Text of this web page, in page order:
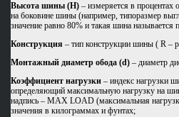
Высота шины (H)– измеряется в
на боковине шины (например, типоразмер
значение равно 80% и такая шина называется
Конструкция – тип конструкции шины ( R –
Монтажный диаметр обода (d)– диаметр
Коэффициент нагрузки– индекс нагрузки
определяющий максимальную нагрузку на
надпись – MAX LOAD (максимальная
значения в килограммах и фунтах;